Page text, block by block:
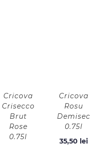
Cricova
Crisecco
Brut
Rose
0.75l
Cricova
Rosu
Demisec
0.75l
35,50 lei